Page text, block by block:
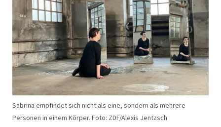
Sabrina empfindet sich nicht als eine, sondern als mehrere
Personen in einem Körper. Foto: ZDF/Alexis Jentzsch